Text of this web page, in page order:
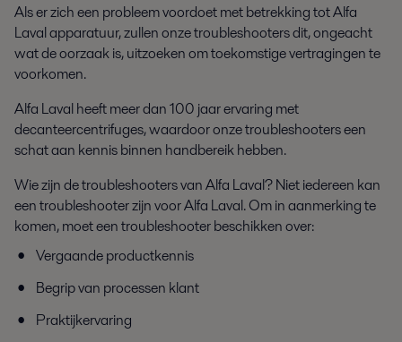
Als er zich een probleem voordoet met betrekking tot Alfa
Laval apparatuur, zullen onze troubleshooters dit, ongeacht
wat de oorzaak is, uitzoeken om toekomstige vertragingen te
voorkomen.
Alfa Laval heeft meer dan 100 jaar ervaring met
decanteercentrifuges, waardoor onze troubleshooters een
schat aan kennis binnen handbereik hebben.
Wie zijn de troubleshooters van Alfa Laval? Niet iedereen kan
een troubleshooter zijn voor Alfa Laval. Om in aanmerking te
komen, moet een troubleshooter beschikken over:
Vergaande productkennis
Begrip van processen klant
Praktijkervaring